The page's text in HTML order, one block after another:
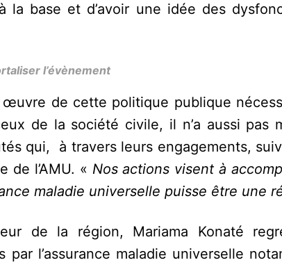
la base et d’avoir une idée des
l’évènement
de cette politique publique
de la société civile, il n’a aussi pas
qui, à travers leurs engagements,
de l’AMU. « Nos actions visent à
maladie universelle puisse être une
de la région, Mariama Konaté
l’assurance maladie universelle